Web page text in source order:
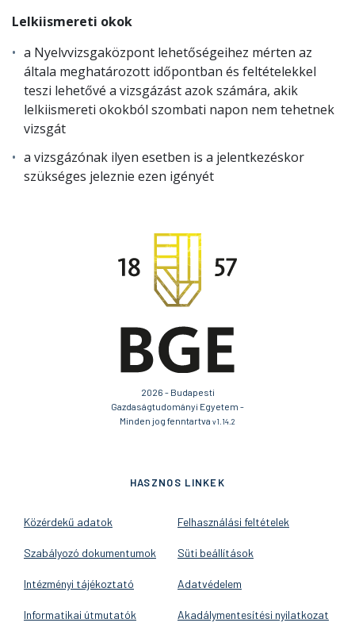
Lelkiismereti okok
a Nyelvvizsgaközpont lehetőségeihez mérten az
általa meghatározott időpontban és feltételekkel
teszi lehetővé a vizsgázást azok számára, akik
lelkiismereti okokból szombati napon nem tehetnek
vizsgát
a vizsgázónak ilyen esetben is a jelentkezéskor
szükséges jeleznie ezen igényét
2026 - Budapesti
Gazdaságtudományi Egyetem -
Minden jog fenntartva v1.14.2
HASZNOS LINKEK
Közérdekű adatok
Szabályozó dokumentumok
Intézményi tájékoztató
Informatikai útmutatók
Felhasználási feltételek
Süti beállítások
Adatvédelem
Akadálymentesítési nyilatkozat